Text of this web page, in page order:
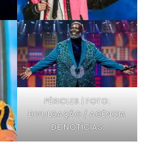
PÉRICLES | FOTO:
DIVULGAÇÃO / AGÊNCIA
DE NOTÍCIAS